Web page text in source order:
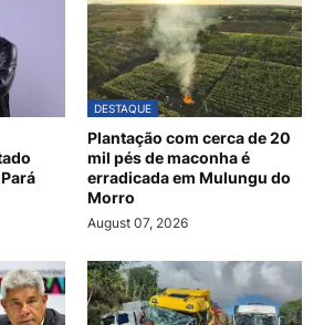
DESTAQUE
Plantação com cerca de 20
mil pés de maconha é
erradicada em Mulungu do
Morro
August 07, 2026